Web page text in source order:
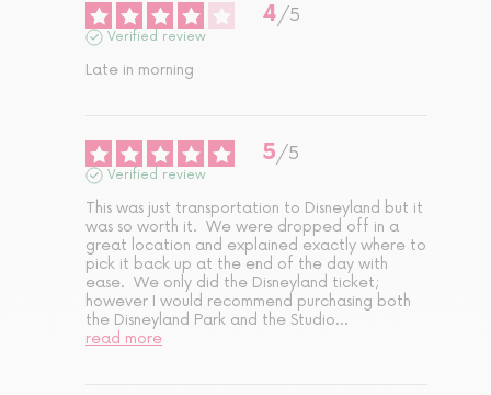
4/5
Verified review
Late in morning
5/5
Verified review
This was just transportation to Disneyland but it
was so worth it.  We were dropped off in a
great location and explained exactly where to
pick it back up at the end of the day with
ease.  We only did the Disneyland ticket;
however I would recommend purchasing both
the Disneyland Park and the Studio...
read more